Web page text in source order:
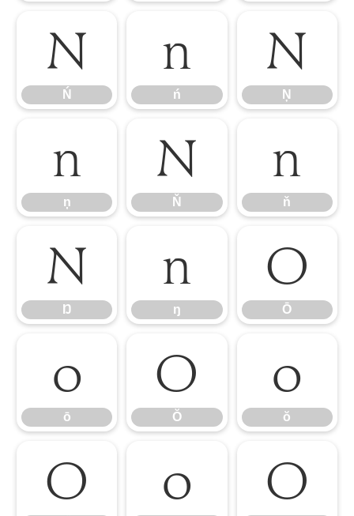
Ń
Ń
ń
ń
Ņ
Ņ
ņ
ņ
Ň
Ň
ň
ň
Ŋ
Ŋ
ŋ
ŋ
Ō
Ō
ō
ō
Ŏ
Ŏ
ŏ
ŏ
Ő ő Œ